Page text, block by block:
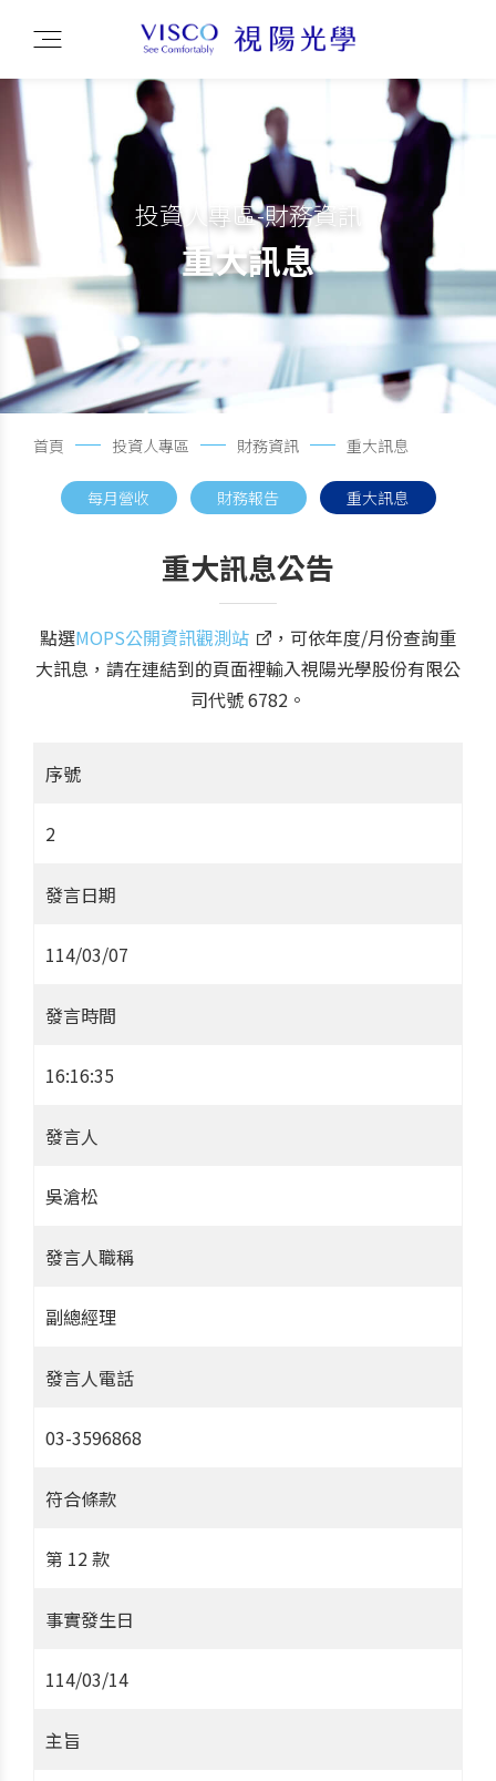
投資人專區-財務資訊
重大訊息
首頁 投資人專區 財務資訊 重大訊息
每月營收 財務報告 重大訊息
重大訊息公告
點選MOPS公開資訊觀測站
，可依年度/月份查詢重
大訊息，請在連結到的頁面裡輸入視陽光學股份有限公
司代號 6782。
序號
2
發言日期
114/03/07
發言時間
16:16:35
發言人
吳滄松
發言人職稱
副總經理
發言人電話
03-3596868
符合條款
第 12 款
事實發生日
114/03/14
主旨